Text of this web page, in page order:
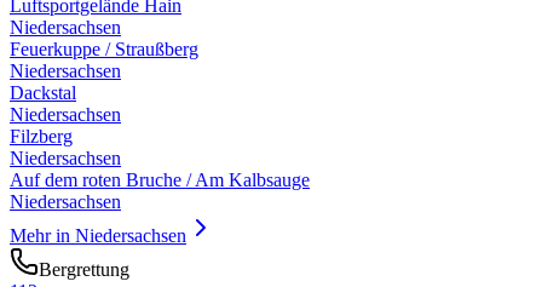
Luftsportgelände Hain
Niedersachsen
Feuerkuppe / Straußberg
Niedersachsen
Dackstal
Niedersachsen
Filzberg
Niedersachsen
Auf dem roten Bruche / Am Kalbsauge
Niedersachsen
Mehr in Niedersachsen
Bergrettung